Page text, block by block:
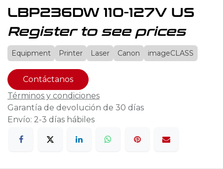
LBP236DW 110-127V US
Register to see prices
Equipment Printer Laser Canon imageCLASS
Contáctanos
Términos y condiciones
Garantía de devolución de 30 días
Envío: 2-3 días hábiles